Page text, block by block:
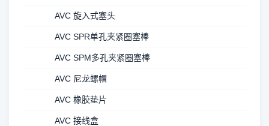
AVC 旋入式塞头
AVC SPR单孔夹紧圈塞棒
AVC SPM多孔夹紧圈塞棒
AVC 尼龙螺帽
AVC 橡胶垫片
AVC 接线盒